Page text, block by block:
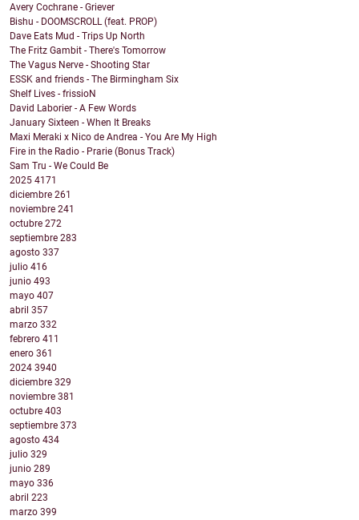
Avery Cochrane - Griever
Bishu - DOOMSCROLL (feat. PROP)
Dave Eats Mud - Trips Up North
The Fritz Gambit - There's Tomorrow
The Vagus Nerve - Shooting Star
ESSK and friends - The Birmingham Six
Shelf Lives - frissioN
David Laborier - A Few Words
January Sixteen - When It Breaks
Maxi Meraki x Nico de Andrea - You Are My High
Fire in the Radio - Prarie (Bonus Track)
Sam Tru - We Could Be
2025 4171
diciembre 261
noviembre 241
octubre 272
septiembre 283
agosto 337
julio 416
junio 493
mayo 407
abril 357
marzo 332
febrero 411
enero 361
2024 3940
diciembre 329
noviembre 381
octubre 403
septiembre 373
agosto 434
julio 329
junio 289
mayo 336
abril 223
marzo 399